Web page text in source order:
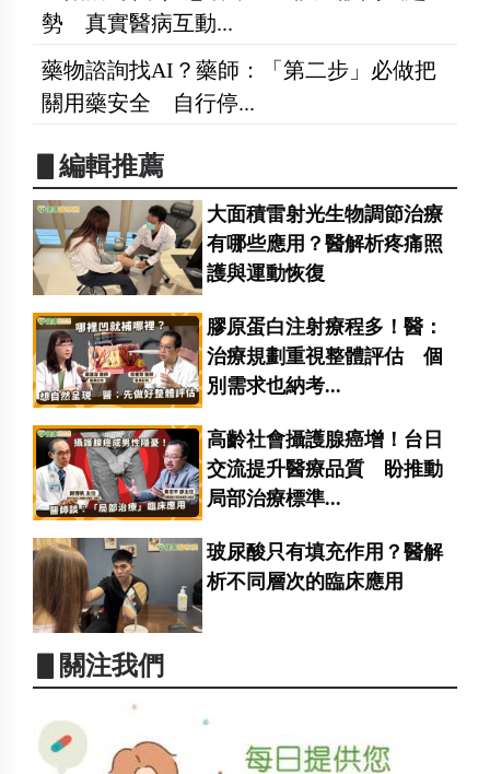
勢 真實醫病互動...
藥物諮詢找AI？藥師：「第二步」必做把
關用藥安全 自行停...
▋編輯推薦
大面積雷射光生物調節治療
有哪些應用？醫解析疼痛照
護與運動恢復
膠原蛋白注射療程多！醫：
治療規劃重視整體評估 個
別需求也納考...
高齡社會攝護腺癌增！台日
交流提升醫療品質 盼推動
局部治療標準...
玻尿酸只有填充作用？醫解
析不同層次的臨床應用
▋關注我們